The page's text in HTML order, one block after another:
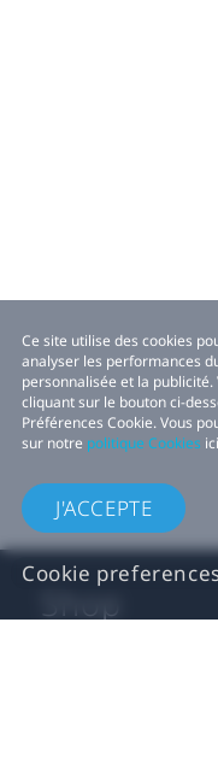
Ce site utilise des cookies
analyser les performances
personnalisée et la
cliquant sur le bouton ci-
Préférences Cookie. Vous
sur notre politique Cookies
J'ACCEPTE
Cookie
Shop